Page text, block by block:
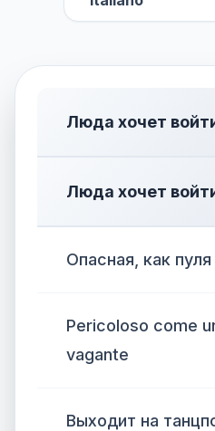
Люда хочет
Люда хочет
Опасная, как пуля
Pericoloso come
vagante
Выходит на